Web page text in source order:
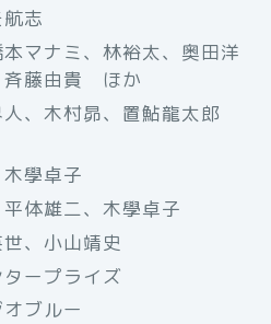
志
マナミ、林裕太、奥田洋
斉藤由貴 ほか
、木村昴、置鮎龍太郎
學卓子
体雄二、木學卓子
、小山靖史
ープライズ
ブルー